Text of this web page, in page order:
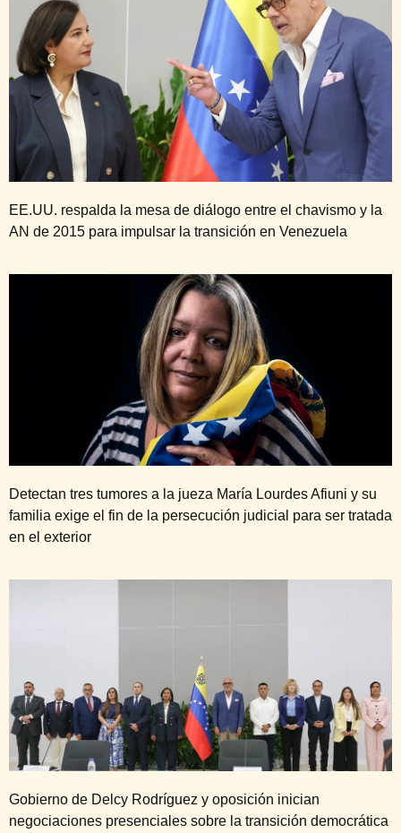
EE.UU. respalda la mesa de diálogo entre el chavismo y la
AN de 2015 para impulsar la transición en Venezuela
Detectan tres tumores a la jueza María Lourdes Afiuni y su
familia exige el fin de la persecución judicial para ser tratada
en el exterior
Gobierno de Delcy Rodríguez y oposición inician
negociaciones presenciales sobre la transición democrática